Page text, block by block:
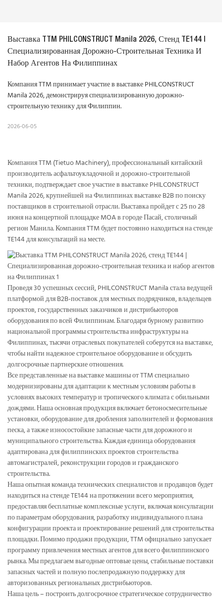
Выставка TTM PHILCONSTRUCT Manila 2026, Стенд TE144 |
Специализированная Дорожно-Строительная Техника И
Набор Агентов На Филиппинах
Компания TTM принимает участие в выставке PHILCONSTRUCT
Manila 2026, демонстрируя специализированную дорожно-
строительную технику для Филиппин.
2026-06-05
Компания TTM (Tietuo Machinery), профессиональный китайский
производитель асфальтоукладочной и дорожно-строительной
техники, подтверждает свое участие в выставке PHILCONSTRUCT
Manila 2026, крупнейшей на Филиппинах выставке B2B по поиску
поставщиков в строительной отрасли. Выставка пройдет с 25 по 28
июня на концертной площадке MOA в городе Пасай, столичный
регион Манила. Компания TTM будет постоянно находиться на стенде
TE144 для консультаций на месте.
Проведя 30 успешных сессий, PHILCONSTRUCT Manila стала ведущей
платформой для B2B-поставок для местных подрядчиков, владельцев
проектов, государственных заказчиков и дистрибьюторов
оборудования по всей Филиппинам. Благодаря бурному развитию
национальной программы строительства инфраструктуры на
Филиппинах, тысячи отраслевых покупателей соберутся на выставке,
чтобы найти надежное строительное оборудование и обсудить
долгосрочные партнерские отношения.
Все представленные на выставке машины от TTM специально
модернизированы для адаптации к местным условиям работы в
условиях высоких температур и тропического климата с обильными
дождями. Наша основная продукция включает бетоносмесительные
установки, оборудование для дробления заполнителей и формования
песка, а также износостойкие запасные части для дорожного и
муниципального строительства. Каждая единица оборудования
адаптирована для филиппинских проектов строительства
автомагистралей, реконструкции городов и гражданского
строительства.
Наша опытная команда технических специалистов и продавцов будет
находиться на стенде TE144 на протяжении всего мероприятия,
предоставляя бесплатные комплексные услуги, включая консультации
по параметрам оборудования, разработку индивидуального плана
конфигурации проекта и проектирование решений для строительства
площадки. Помимо продажи продукции, TTM официально запускает
программу привлечения местных агентов для всего филиппинского
рынка. Мы предлагаем выгодные оптовые цены, стабильные поставки
запасных частей и полную послепродажную поддержку для
авторизованных региональных дистрибьюторов.
Наша цель – построить долгосрочное стратегическое сотрудничество